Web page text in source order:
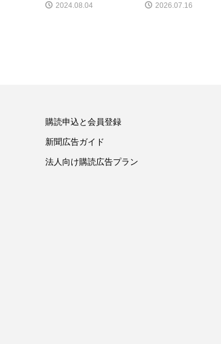
2024.08.04 2026.07.16
購読申込と会員登録
新聞広告ガイド
法人向け購読広告プラン